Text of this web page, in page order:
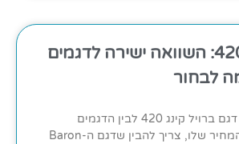
ברויל קינג 420: השוואה ישירה לדגמים
לבחור
מי שמתלבט בין דגם ברויל קינג 420 לבין הדגמים
האחרים בטווח המחיר שלו, צריך להבין שדגם ה-Baron